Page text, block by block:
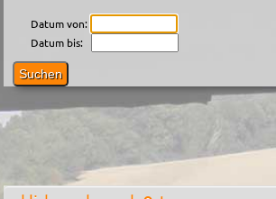
Datum von:
Datum bis: